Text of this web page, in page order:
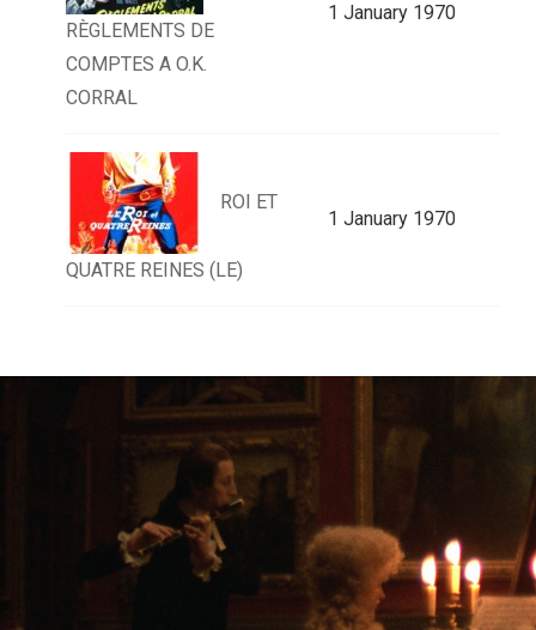
RÈGLEMENTS DE
COMPTES A O.K.
CORRAL
1 January 1970
ROI ET
QUATRE REINES (LE)
1 January 1970